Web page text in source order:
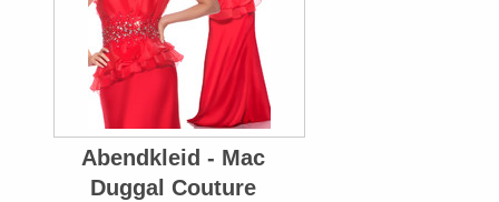
Abendkleid - Mac
Duggal Couture